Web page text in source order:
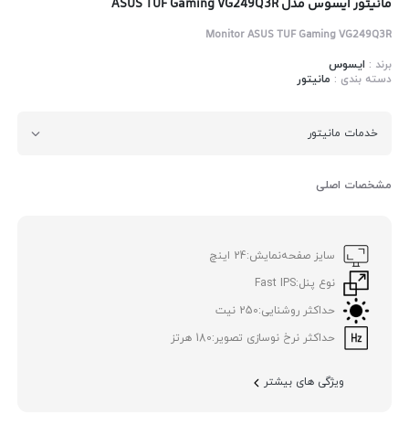
مانیتور ایسوس مدل ASUS TUF Gaming VG249Q3R
Monitor ASUS TUF Gaming VG249Q3R
برند : ایسوس
دسته بندی : مانیتور
خدمات مانیتور
مشخصات اصلی
سایز صفحه‌نمایش:24 اینچ
نوع پنل:Fast IPS
حداکثر روشنایی:250 نیت
حداکثر نرخ نوسازی تصویر:180 هرتز
ویژگی های بیشتر